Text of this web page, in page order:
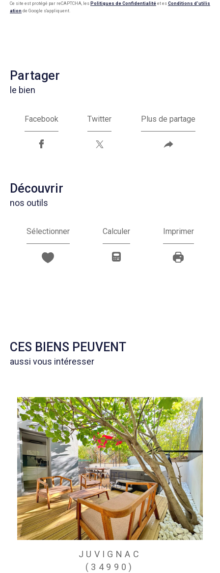
Ce site est protégé par reCAPTCHA, les Politiques de Confidentialité et es Conditions d'utilis
ation de Google s'appliquent.
partager
le bien
Facebook Twitter Plus de partage
découvrir
nos outils
Sélectionner Calculer Imprimer
CES BIENS PEUVENT
aussi vous intéresser
JUVIGNAC
(34990)